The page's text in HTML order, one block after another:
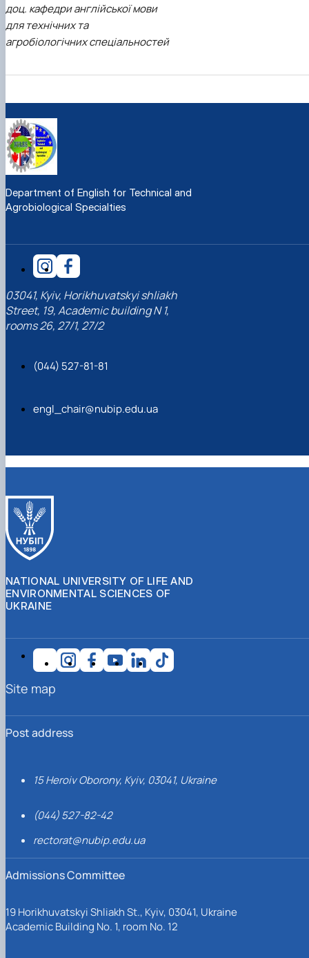
доц. кафедри англійської мови
для технічних та
агробіологічних спеціальностей
Department of English for Technical and
Agrobiological Specialties
03041, Kyiv, Horikhuvatskyi shliakh
Street, 19, Academic building N 1,
rooms 26, 27/1, 27/2
(044) 527-81-81
engl_chair@nubip.edu.ua
NATIONAL UNIVERSITY OF LIFE AND
ENVIRONMENTAL SCIENCES OF
UKRAINE
Post address
15 Heroiv Oborony, Kyiv, 03041, Ukraine
(044) 527-82-42
rectorat@nubip.edu.ua
Admissions Committee
19 Horikhuvatskyi Shliakh St., Kyiv, 03041, Ukraine
Academic Building No. 1, room No. 12
Site map